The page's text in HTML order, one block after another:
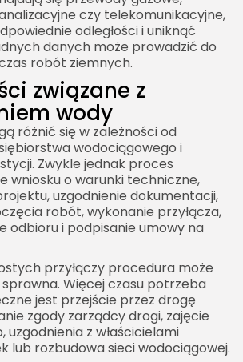
czy telekomunikacyjne,
odległości i uniknąć
danych może prowadzić do
robót ziemnych.
związane z
wody
różnić się w zależności od
wodociągowego i
Zwykle jednak proces
wniosku o warunki techniczne,
uzgodnienie dokumentacji,
robót, wykonanie przyłącza,
odbioru i podpisanie umowy na
przyłączy procedura może
Więcej czasu potrzeba
jest przejście przez drogę
zgody zarządcy drogi, zajęcie
uzgodnienia z właścicielami
lub rozbudowa sieci wodociągowej.